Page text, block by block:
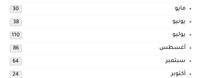
مايو 30
يونيو 38
يوليو 110
أغسطس 86
سبتمبر 64
أكتوبر 24